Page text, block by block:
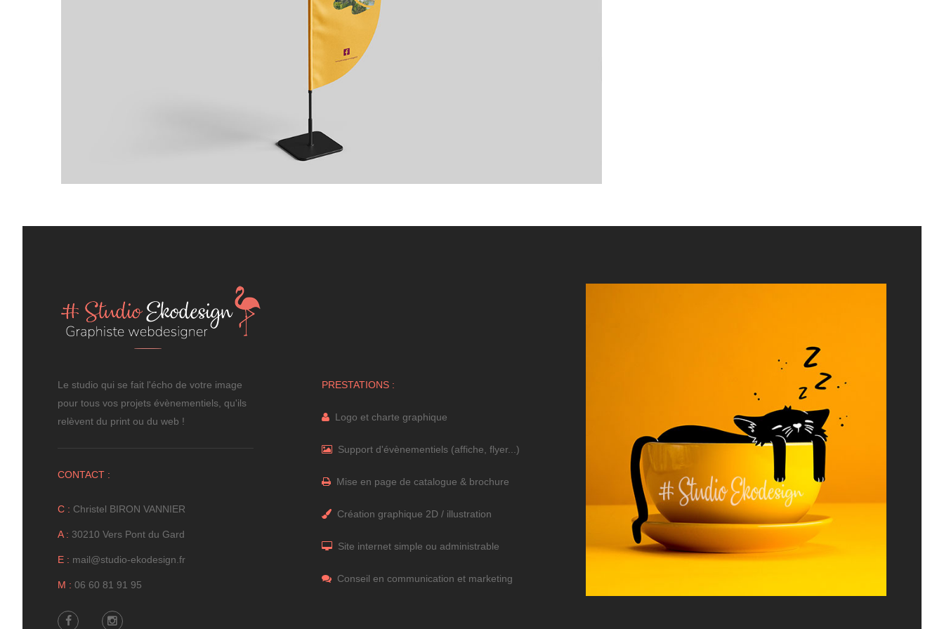
Le studio qui se fait l'écho de votre image
pour tous vos projets évènementiels, qu'ils
relèvent du print ou du web !
CONTACT :
C : Christel BIRON VANNIER
A : 30210 Vers Pont du Gard
E : mail@studio-ekodesign.fr
M : 06 60 81 91 95
PRESTATIONS :
Logo et charte graphique
Support d'évènementiels (affiche, flyer...)
Mise en page de catalogue & brochure
Création graphique 2D / illustration
Site internet simple ou administrable
Conseil en communication et marketing